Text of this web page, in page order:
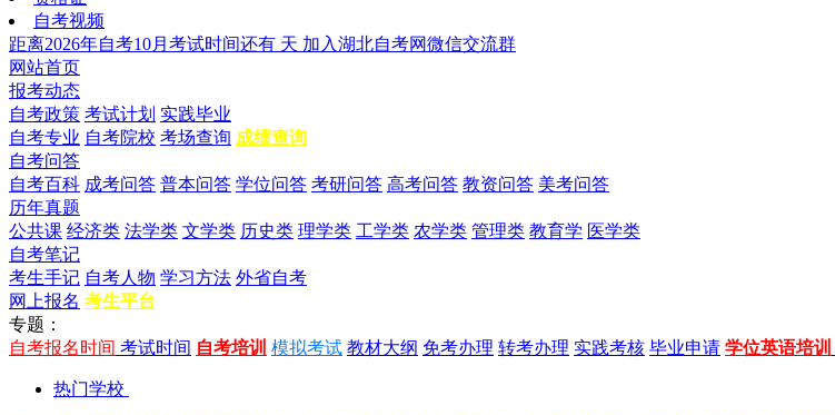
自考视频
距离2026年自考10月考试时间还有 天 加入湖北自考网微信交流群
网站首页
报考动态
自考政策 考试计划 实践毕业
自考专业 自考院校 考场查询 成绩查询
自考问答
自考百科 成考问答 普本问答 学位问答 考研问答 高考问答 教资问答 美考问答
历年真题
公共课 经济类 法学类 文学类 历史类 理学类 工学类 农学类 管理类 教育学 医学类
自考笔记
考生手记 自考人物 学习方法 外省自考
网上报名 考生平台
专题：
自考报名时间 考试时间 自考培训 模拟考试 教材大纲 免考办理 转考办理 实践考核 毕业申请 学位英语培训
热门学校